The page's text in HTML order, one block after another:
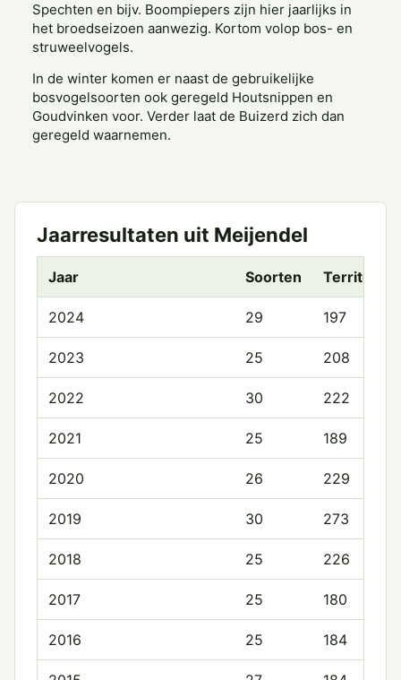
Spechten en bijv. Boompiepers zijn hier jaarlijks in
het broedseizoen aanwezig. Kortom volop bos- en
struweelvogels.
In de winter komen er naast de gebruikelijke
bosvogelsoorten ook geregeld Houtsnippen en
Goudvinken voor. Verder laat de Buizerd zich dan
geregeld waarnemen.
Jaarresultaten uit Meijendel
Jaar Soorten Territoria
2024 29 197
2023 25 208
2022 30 222
2021 25 189
2020 26 229
2019 30 273
2018 25 226
2017 25 180
2016 25 184